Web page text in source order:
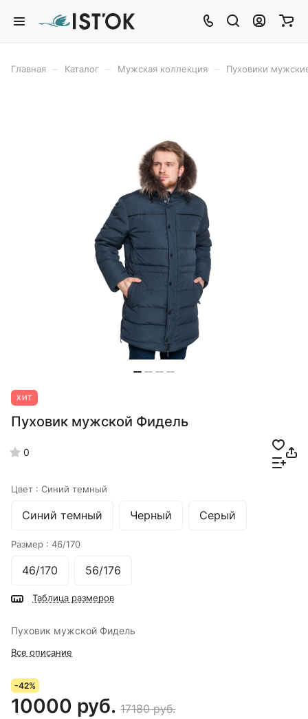
Главная Каталог Мужская коллекция Пуховики
ХИТ
Пуховик мужской Фидель
0
Цвет : Синий темный
Синий темный Черный Серый
Размер : 46/170
46/170 56/176
Таблица размеров
Пуховик мужской Фидель
Все описание
-42%
10000 руб. 17180 руб.